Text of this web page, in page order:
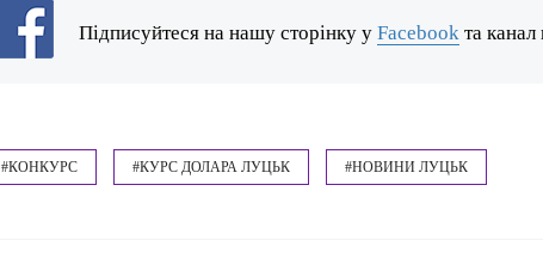
Підписуйтеся на нашу сторінку уFacebook та
#КОНКУРС #КУРС ДОЛАРА ЛУЦЬК #НОВИНИ ЛУЦЬК